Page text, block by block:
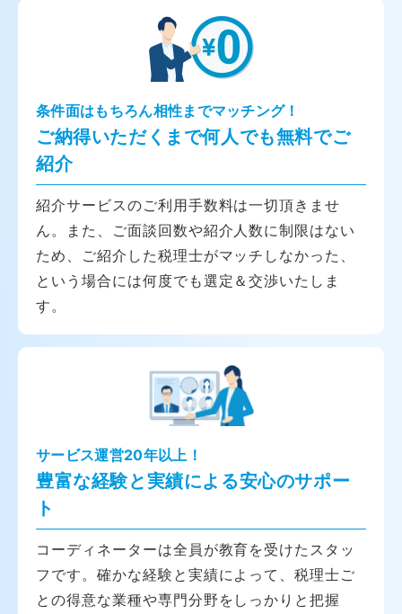
条件面はもちろん相性までマッチング！
ご納得いただくまで何人でも無料でご
紹介
紹介サービスのご利用手数料は一切頂きませ
ん。また、ご面談回数や紹介人数に制限はない
ため、ご紹介した税理士がマッチしなかった、
という場合には何度でも選定＆交渉いたしま
す。
サービス運営20年以上！
豊富な経験と実績による安心のサポー
ト
コーディネーターは全員が教育を受けたスタッ
フです。確かな経験と実績によって、税理士ご
との得意な業種や専門分野をしっかりと把握